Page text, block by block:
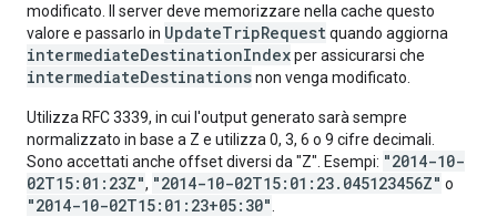
modificato. Il server deve memorizzare nella cache questo
valore e passarlo in UpdateTripRequestquando aggiorna
intermediateDestinationIndexper assicurarsi che
intermediateDestinationsnon venga modificato.
Utilizza RFC 3339, in cui l'output generato sarà sempre
normalizzato in base a Z e utilizza 0, 3, 6 o 9 cifre decimali.
Sono accettati anche offset diversi da "Z". Esempi: "2014-10-
02T15:01:23Z", "2014-10-02T15:01:23.045123456Z" o
"2014-10-02T15:01:23+05:30"